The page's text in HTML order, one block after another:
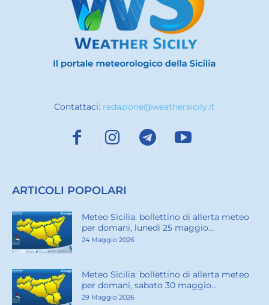
Contattaci: redazione@weathersicily.it
ARTICOLI POPOLARI
Meteo Sicilia: bollettino di allerta meteo
per domani, lunedì 25 maggio...
24 Maggio 2026
Meteo Sicilia: bollettino di allerta meteo
per domani, sabato 30 maggio...
29 Maggio 2026